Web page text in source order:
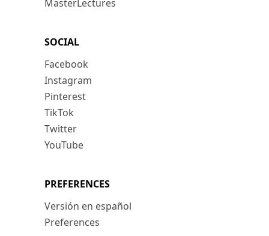
MasterLectures
SOCIAL
Facebook
Instagram
Pinterest
TikTok
Twitter
YouTube
PREFERENCES
Versión en español
Preferences